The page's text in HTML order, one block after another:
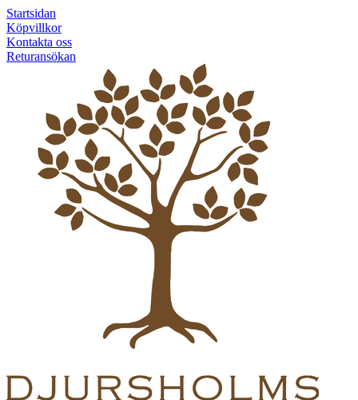
Startsidan
Köpvillkor
Kontakta oss
Returansökan